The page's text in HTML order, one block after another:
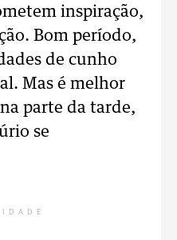
inspiração,
Bom período,
de cunho
Mas é melhor
parte da tarde,
se